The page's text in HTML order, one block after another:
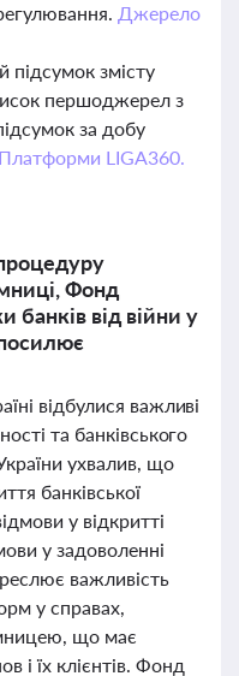
Джерело
змісту
першоджерел з
за добу
Платформи LIGA360.
Фонд
банків від війни у
відбулися важливі
та банківського
ухвалив, що
банківської
у відкритті
у задоволенні
важливість
у справах,
що має
і їх клієнтів. Фонд